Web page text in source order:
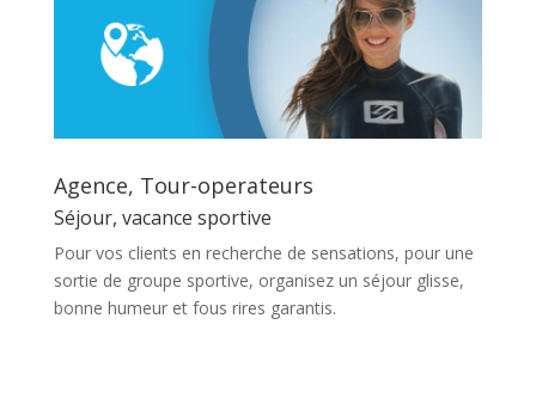
Agence, Tour-operateurs
Séjour, vacance sportive
Pour vos clients en recherche de sensations, pour une
sortie de groupe sportive, organisez un séjour glisse,
bonne humeur et fous rires garantis.